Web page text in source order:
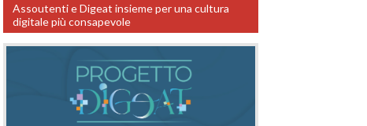
Assoutenti e Digeat insieme per una cultura
digitale più consapevole